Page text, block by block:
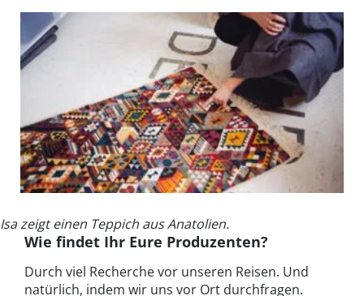
Isa zeigt einen Teppich aus Anatolien.
Wie findet Ihr Eure Produzenten?
Durch viel Recherche vor unseren Reisen. Und
natürlich, indem wir uns vor Ort durchfragen.